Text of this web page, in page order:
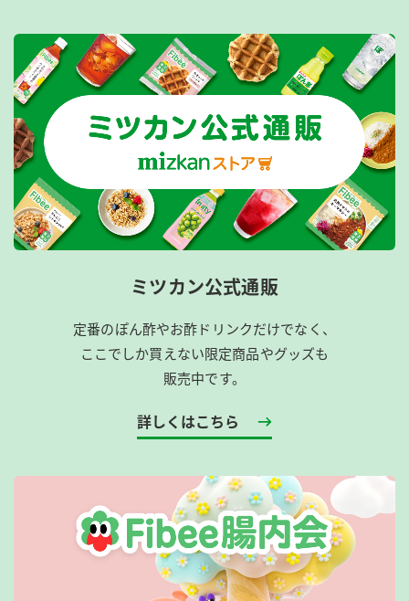
ミツカン公式通販
定番のぽん酢やお酢ドリンクだけでなく、
ここでしか買えない限定商品やグッズも
販売中です。
詳しくはこちら